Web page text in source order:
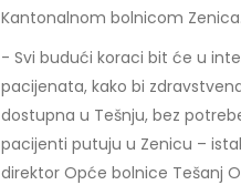
Kantonalnom bolnicom Zenica.
- Svi budući koraci bit će u
pacijenata, kako bi
dostupna u Tešnju, bez
pacijenti putuju u Zenicu –
direktor Opće bolnice Tešanj